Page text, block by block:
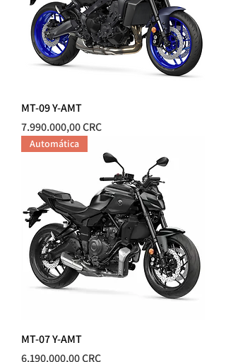
MT-09 Y-AMT
Precio
7.990.000,00 CRC
Automática
MT-07 Y-AMT
Precio
6.190.000,00 CRC